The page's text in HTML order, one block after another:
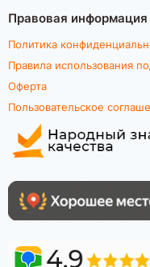
Правовая информация
Политика
Правила использования
Оферта
Пользовательское